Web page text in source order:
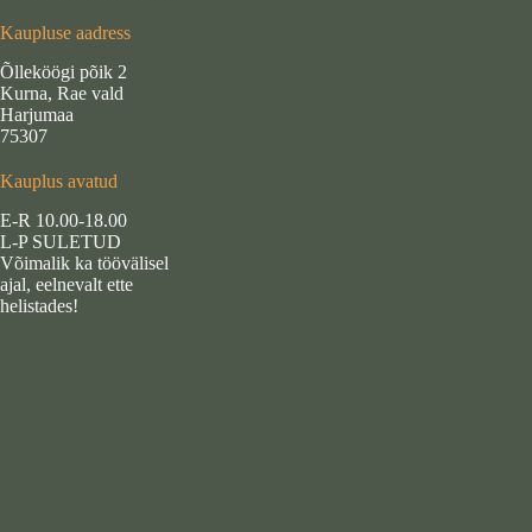
Kaupluse aadress
Õlleköögi põik 2
Kurna, Rae vald
Harjumaa
75307
Kauplus avatud
E-R 10.00-18.00
L-P SULETUD
Võimalik ka töövälisel
ajal, eelnevalt ette
helistades!